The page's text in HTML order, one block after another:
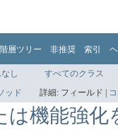
階層ツリー 非推奨 索引
し
すべてのクラス
ッド 詳細: フィールド |
機能強化